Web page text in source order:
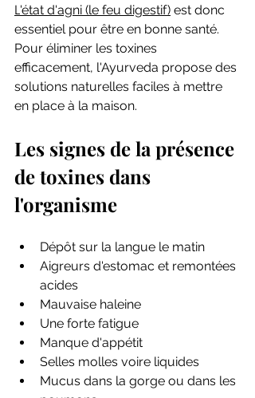
L'état d'agni (le feu digestif) est donc
essentiel pour être en bonne santé.
Pour éliminer les toxines
efficacement, l'Ayurveda propose des
solutions naturelles faciles à mettre
en place à la maison.
Les signes de la présence
de toxines dans
l'organisme
Dépôt sur la langue le matin
Aigreurs d'estomac et remontées
acides
Mauvaise haleine
Une forte fatigue
Manque d'appétit
Selles molles voire liquides
Mucus dans la gorge ou dans les